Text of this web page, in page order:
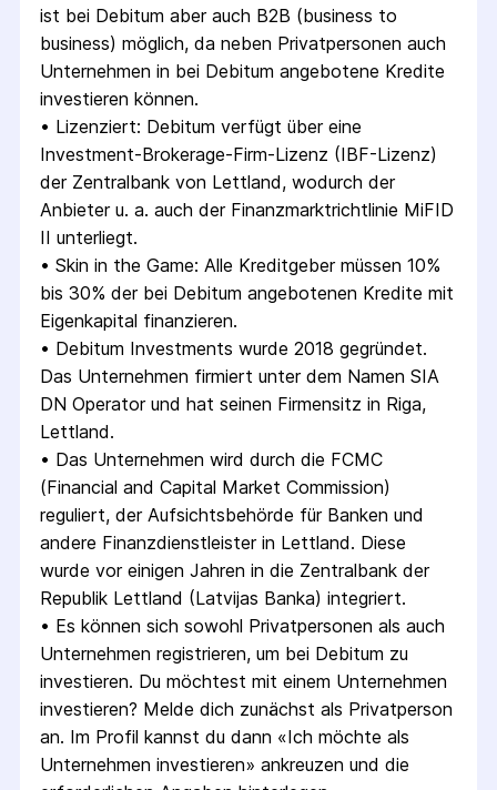
ist bei Debitum aber auch B2B (business to
business) möglich, da neben Privatpersonen auch
Unternehmen in bei Debitum angebotene Kredite
investieren können.
• Lizenziert: Debitum verfügt über eine
Investment-Brokerage-Firm-Lizenz (IBF-Lizenz)
der Zentralbank von Lettland, wodurch der
Anbieter u. a. auch der Finanzmarktrichtlinie MiFID
II unterliegt.
• Skin in the Game: Alle Kreditgeber müssen 10%
bis 30% der bei Debitum angebotenen Kredite mit
Eigenkapital finanzieren.
• Debitum Investments wurde 2018 gegründet.
Das Unternehmen firmiert unter dem Namen SIA
DN Operator und hat seinen Firmensitz in Riga,
Lettland.
• Das Unternehmen wird durch die FCMC
(Financial and Capital Market Commission)
reguliert, der Aufsichtsbehörde für Banken und
andere Finanzdienstleister in Lettland. Diese
wurde vor einigen Jahren in die Zentralbank der
Republik Lettland (Latvijas Banka) integriert.
• Es können sich sowohl Privatpersonen als auch
Unternehmen registrieren, um bei Debitum zu
investieren. Du möchtest mit einem Unternehmen
investieren? Melde dich zunächst als Privatperson
an. Im Profil kannst du dann «Ich möchte als
Unternehmen investieren» ankreuzen und die